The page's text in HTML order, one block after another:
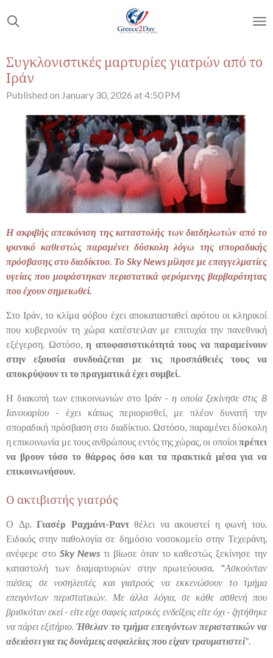
to
content
Συγκλονιστικές μαρτυρίες γιατρών από το
Ιράν
Published on January 30, 2026 at 4:50 PM
Η ακριβής απεικόνιση της καταστολής των διαδηλωτών από το
ιρανικό καθεστώς παραμένει δύσκολη λόγω της σποραδικής
πρόσβασης στο διαδίκτυο. Το Sky News μίλησε με επαγγελματίες
υγείας που μοιράστηκαν περιστατικά φερόμενης βαρβαρότητας
που έχουν σημειωθεί.
Στο Ιράν, το κλίμα φόβου έχει αποκατασταθεί αφότου οι κληρικοί
που κυβερνούν τη χώρα κατέστειλαν με επιτυχία την πανεθνική
εξέγερση. Ωστόσο, η αποφασιστικότητά τους να παραμείνουν
στην εξουσία συνδυάζεται με τις προσπάθειές τους να
αποκρύψουν τι το πραγματικά έχει συμβεί.
Η διακοπή των επικοινωνιών στο Ιράν -η οποία ξεκίνησε στις 8
Ιανουαρίου - έχει κάπως περιορισθεί, με πλέον δυνατή την
σποραδική πρόσβαση στο διαδίκτυο. Ωστόσο, παραμένει δύσκολη
η επικοινωνία με τους ανθρώπους εντός της χώρας, οι οποίοι πρέπει
να βρουν τόσο το θάρρος όσο και τα πρακτικά μέσα για να
επικοινωνήσουν.
Ο ακτιβιστής γιατρός
Ο Δρ.Γιασέρ Ραχμάνι-Ραντθέλει να ακουστεί η φωνή του.
Ειδικός στην παθολογία σε δημόσιο νοσοκομείο στην Τεχεράνη,
ανέφερε στο Sky News τι βίωσε όταν το καθεστώς ξεκίνησε την
καταστολή των διαμαρτυριών στην πρωτεύουσα. "Ασκούνταν
πιέσεις σε νοσηλευτές και γιατρούς να εκκενώσουν το τμήμα
επειγόντων περιστατικών. Με άλλα λόγια, σε κάθε ασθενή που
βρισκόταν εκεί - είτε είχε σαφείς ιατρικές ενδείξεις είτε όχι - ζητήθηκε
να πάρει εξιτήριο.Ήθελαν το τμήμα επειγόντων περιστατικών να
αδειάσει για τις δυνάμεις ασφαλείας που είχαν τραυματιστεί".